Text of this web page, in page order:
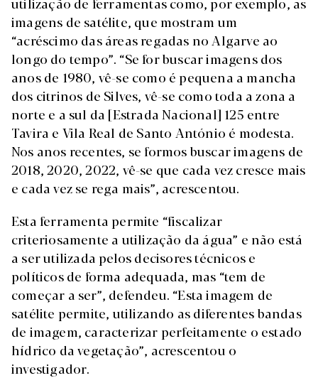
imagens de satélite, que mostram um
“acréscimo das áreas regadas no Algarve ao
longo do tempo”. “Se for buscar imagens dos
anos de 1980, vê-se como é pequena a mancha
dos citrinos de Silves, vê-se como toda a zona a
norte e a sul da [Estrada Nacional] 125 entre
Tavira e Vila Real de Santo António é modesta.
Nos anos recentes, se formos buscar imagens de
2018, 2020, 2022, vê-se que cada vez cresce mais
e cada vez se rega mais”, acrescentou.
Esta ferramenta permite “fiscalizar
criteriosamente a utilização da água” e não está
a ser utilizada pelos decisores técnicos e
políticos de forma adequada, mas “tem de
começar a ser”, defendeu. “Esta imagem de
satélite permite, utilizando as diferentes bandas
de imagem, caracterizar perfeitamente o estado
hídrico da vegetação”, acrescentou o
investigador.